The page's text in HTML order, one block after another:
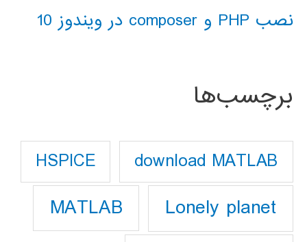
نصب PHP و composer در ویندوز 10
برچسب‌ها
download MATLAB
HSPICE
Lonely planet
MATLAB